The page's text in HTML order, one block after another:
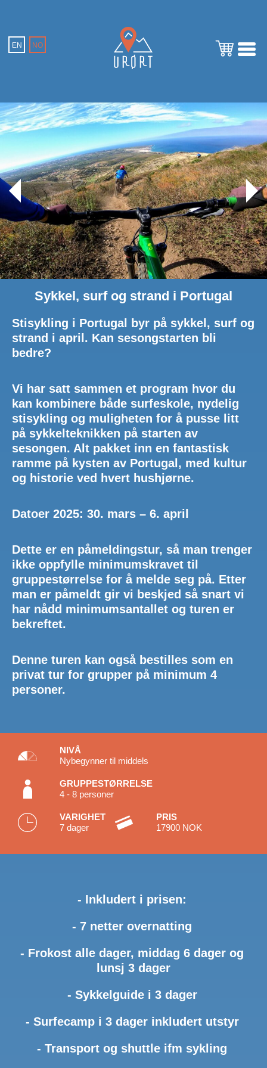
EN NO
Sykkel, surf og strand i Portugal
Stisykling i Portugal byr på sykkel, surf og
strand i april. Kan sesongstarten bli
bedre?
Vi har satt sammen et program hvor du
kan kombinere både surfeskole, nydelig
stisykling og muligheten for å pusse litt
på sykkelteknikken på starten av
sesongen. Alt pakket inn en fantastisk
ramme på kysten av Portugal, med kultur
og historie ved hvert hushjørne.
Datoer 2025: 30. mars – 6. april
Dette er en påmeldingstur, så man trenger
ikke oppfylle minimumskravet til
gruppestørrelse for å melde seg på. Etter
man er påmeldt gir vi beskjed så snart vi
har nådd minimumsantallet og turen er
bekreftet.
Denne turen kan også bestilles som en
privat tur for grupper på minimum 4
personer.
NIVÅ
Nybegynner til middels
GRUPPESTØRRELSE
4 - 8 personer
VARIGHET
7 dager
PRIS
17900 NOK
Inkludert i prisen:
7 netter overnatting
Frokost alle dager, middag 6 dager og
lunsj 3 dager
Sykkelguide i 3 dager
Surfecamp i 3 dager inkludert utstyr
Transport og shuttle ifm sykling